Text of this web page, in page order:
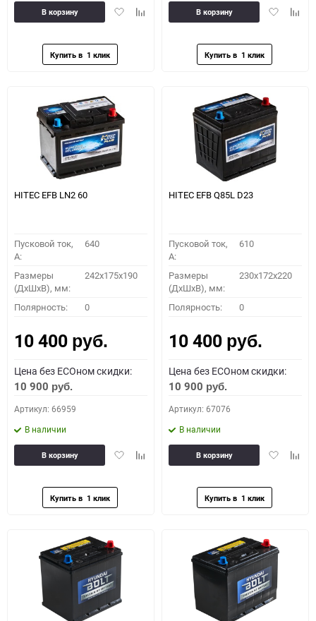
ДобавитьДобавить
В корзину
Добавить
В корзину
HITEC EFB LN2 60
Пусковой ток,
A:
640
Размеры
(ДхШхВ), мм:
242x175x190
Полярность: 0
10 400 руб.
Цена без ECOном скидки:
10 900 руб.
Артикул: 66959
В наличии
ДобавитьДобавить
В корзину
HITEC EFB Q85L D23
Пусковой ток,
A:
610
Размеры
(ДхШхВ), мм:
230x172x220
Полярность: 0
10 400 руб.
Цена без ECOном скидки:
10 900 руб.
Артикул: 67076
В наличии
Добавить
В корзину